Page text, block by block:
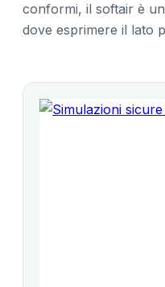
conformi, il softair è
dove esprimere il lato